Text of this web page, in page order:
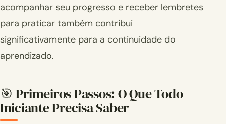
acompanhar seu progresso e receber lembretes
para praticar também contribui
significativamente para a continuidade do
aprendizado.
🎯 Primeiros Passos: O Que Todo
Iniciante Precisa Saber